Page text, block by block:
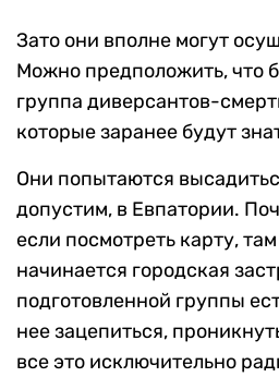
Зато они вполне могут
Можно предположить, что
группа диверсантов-
которые заранее будут
Они попытаются
допустим, в Евпатории.
если посмотреть карту,
начинается городская
подготовленной группы
нее зацепиться,
все это исключительно